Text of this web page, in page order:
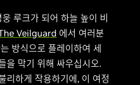
루크가 되어 하늘 높이 비
Veilguard 에서 여러분
방식으로 플레이하여 세
을 막기 위해 싸우십시오.
리하게 작용하기에, 이 여정